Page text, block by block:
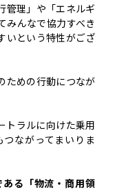
管理」や「エネルギ
みんなで協力すべき
いという特性がござ
ための行動につなが
トラルに向けた乗用
ながってまいりま
る「物流・商用領